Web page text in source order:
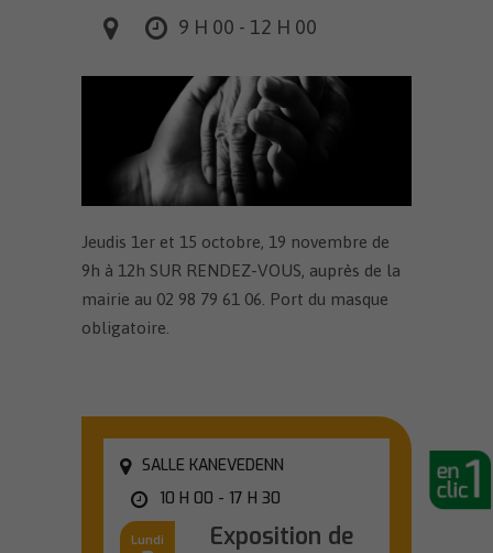
9 H 00 - 12 H 00
Jeudis 1er et 15 octobre, 19 novembre de
9h à 12h SUR RENDEZ-VOUS, auprès de la
mairie au 02 98 79 61 06. Port du masque
obligatoire.
SALLE KANEVEDENN
10 H 00 - 17 H 30
Lundi
Exposition de